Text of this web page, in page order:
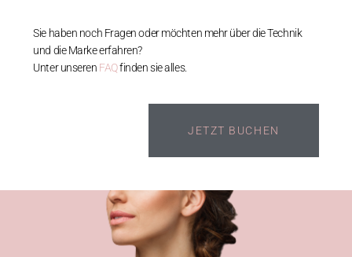
Sie haben noch Fragen oder möchten mehr über die Technik
und die Marke erfahren?
Unter unseren FAQfinden sie alles.
JETZT BUCHEN